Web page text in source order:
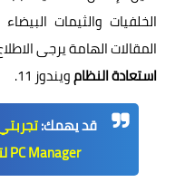
الخلفيات والثيمات
المقالات الهامة يرجى
استعادة النظامويندوز 11.
قد يهمك:
PC Manager لتحسين أداء ويندوز 10/11